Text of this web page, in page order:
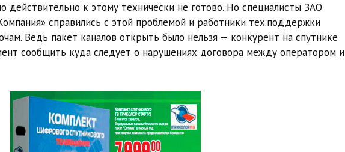
действительно к этому технически не готово. Но специалисты ЗАО
справились с этой проблемой и работники тех.поддержки
Ведь пакет каналов открыть было нельзя — конкурент на спутнике
сообщить куда следует о нарушениях договора между оператором и